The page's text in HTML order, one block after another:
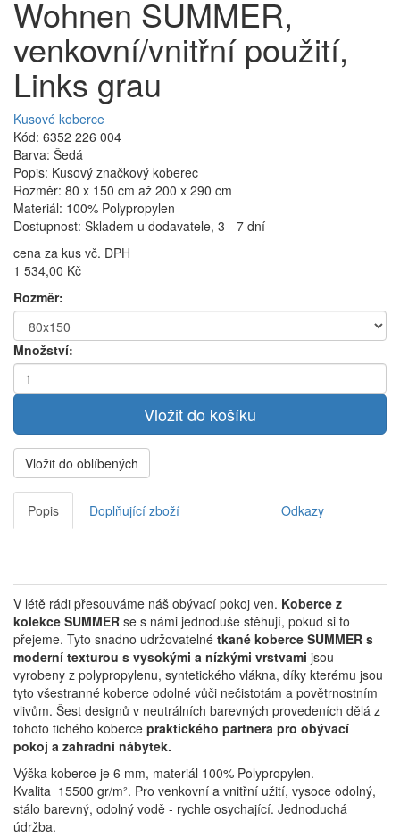
Wohnen SUMMER,
venkovní/vnitřní použití,
Links grau
Kusové koberce
Kód: 6352 226 004
Barva: Šedá
Popis: Kusový značkový koberec
Rozměr: 80 x 150 cm až 200 x 290 cm
Materiál: 100% Polypropylen
Dostupnost: Skladem u dodavatele, 3 - 7 dní
cena za kus vč. DPH
1 534,00 Kč
Rozměr:
Množství:
Vložit do oblíbených
Popis Doplňující zboží Odkazy
V létě rádi přesouváme náš obývací pokoj ven. Koberce z
kolekce SUMMER se s námi jednoduše stěhují, pokud si to
přejeme. Tyto snadno udržovatelné tkané koberce SUMMER s
moderní texturou s vysokými a nízkými vrstvami jsou
vyrobeny z polypropylenu, syntetického vlákna, díky kterému jsou
tyto všestranné koberce odolné vůči nečistotám a povětrnostním
vlivům. Šest designů v neutrálních barevných provedeních dělá z
tohoto tichého koberce praktického partnera pro obývací
pokoj a zahradní nábytek.
Výška koberce je 6 mm, materiál 100% Polypropylen.
Kvalita 15500 gr/m². Pro venkovní a vnitřní užití, vysoce odolný,
stálo barevný, odolný vodě - rychle osychající. Jednoduchá
údržba.